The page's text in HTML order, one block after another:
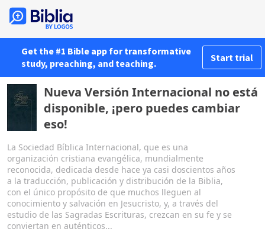
Get the #1 Bible app for transformative
study, preaching, and teaching.
Start trial
Nueva Versión Internacional no está
disponible, ¡pero puedes cambiar
eso!
La Sociedad Bíblica Internacional, que es una
organización cristiana evangélica, mundialmente
reconocida, dedicada desde hace ya casi doscientos años
a la traducción, publicación y distribución de la Biblia,
con el único propósito de que muchos lleguen al
conocimiento y salvación en Jesucristo, y, a través del
estudio de las Sagradas Escrituras, crezcan en su fe y se
conviertan en auténticos...